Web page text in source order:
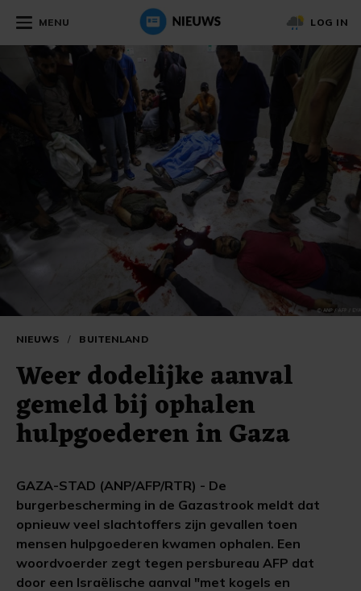
MENU LOG IN
NIEUWS / BUITENLAND
Weer dodelijke aanval
gemeld bij ophalen
hulpgoederen in Gaza
GAZA-STAD (ANP/AFP/RTR) - De
burgerbescherming in de Gazastrook meldt dat
opnieuw veel slachtoffers zijn gevallen toen
mensen hulpgoederen kwamen ophalen. Een
woordvoerder zegt tegen persbureau AFP dat
door een Israëlische aanval "met kogels en